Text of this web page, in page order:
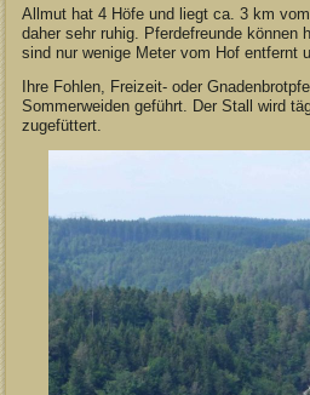
Allmut hat 4 Höfe und liegt ca. 3 km
daher sehr ruhig. Pferdefreunde können
sind nur wenige Meter vom Hof entfernt
Ihre Fohlen, Freizeit- oder
Sommerweiden geführt. Der Stall wird
zugefüttert.